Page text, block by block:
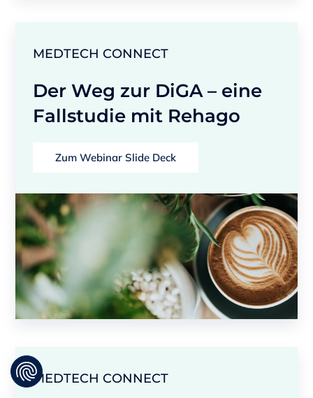
MEDTECH CONNECT
Der Weg zur DiGA – eine
Fallstudie mit Rehago
Zum Webinar Slide Deck
MEDTECH CONNECT